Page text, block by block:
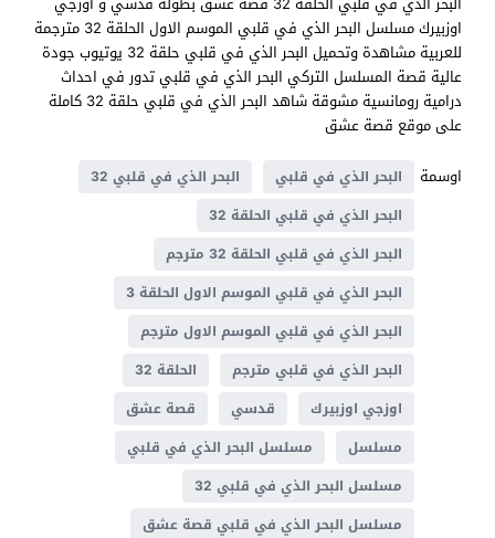
اوزبيرك مسلسل البحر الذي في قلبي الموسم الاول الحلقة 32 مترجمة
للعربية مشاهدة وتحميل البحر الذي في قلبي حلقة 32 يوتيوب جودة
عالية قصة المسلسل التركي البحر الذي في قلبي تدور في احداث
درامية رومانسية مشوقة شاهد البحر الذي في قلبي حلقة 32 كاملة
على موقع قصة عشق
اوسمة
البحر الذي في قلبي
البحر الذي في قلبي 32
البحر الذي في قلبي الحلقة 32
البحر الذي في قلبي الحلقة 32 مترجم
البحر الذي في قلبي الموسم الاول الحلقة 3
البحر الذي في قلبي الموسم الاول مترجم
البحر الذي في قلبي مترجم
الحلقة 32
اوزجي اوزبيرك
قدسي
قصة عشق
مسلسل
مسلسل البحر الذي في قلبي
مسلسل البحر الذي في قلبي 32
مسلسل البحر الذي في قلبي قصة عشق